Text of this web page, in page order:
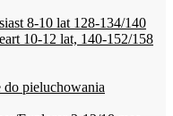
8-10 lat 128-134/140
10-12 lat, 140-152/158
do pieluchowania